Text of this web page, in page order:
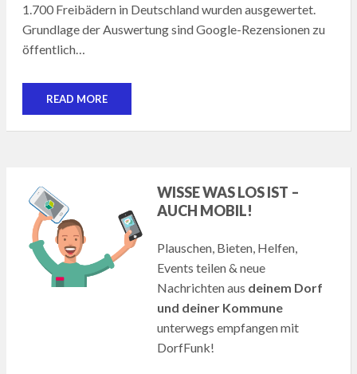
1.700 Freibädern in Deutschland wurden ausgewertet.
Grundlage der Auswertung sind Google-Rezensionen zu
öffentlich…
READ MORE
WISSE WAS LOS IST –
AUCH MOBIL!
Plauschen, Bieten, Helfen,
Events teilen & neue
Nachrichten aus deinem Dorf
und deiner Kommune
unterwegs empfangen mit
DorfFunk!